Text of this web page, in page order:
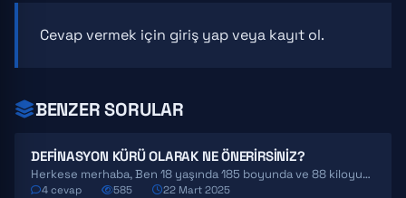
Cevap vermek için giriş yapveya kayıt ol.
BENZER SORULAR
DEFINASYON KÜRÜ OLARAK NE ÖNERIRSINIZ?
Herkese merhaba, Ben 18 yaşında 185 boyunda ve 88 kiloyum yağ oranım%20 civarında yaza kadar yağ…
4 cevap 585 22 Mart 2025